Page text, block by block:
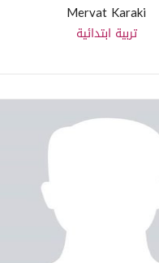
Mervat Karaki
تربية ابتدائية